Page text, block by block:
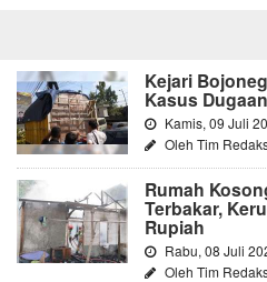
Kejari
Kasus
Kamis, 09 Juli
Oleh Tim
Rumah
Terbakar,
Rupiah
Rabu, 08 Juli
Oleh Tim